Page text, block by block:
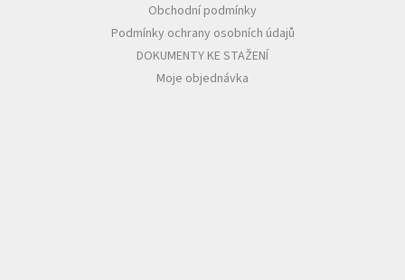
Obchodní podmínky
Podmínky ochrany osobních údajů
DOKUMENTY KE STAŽENÍ
Moje objednávka